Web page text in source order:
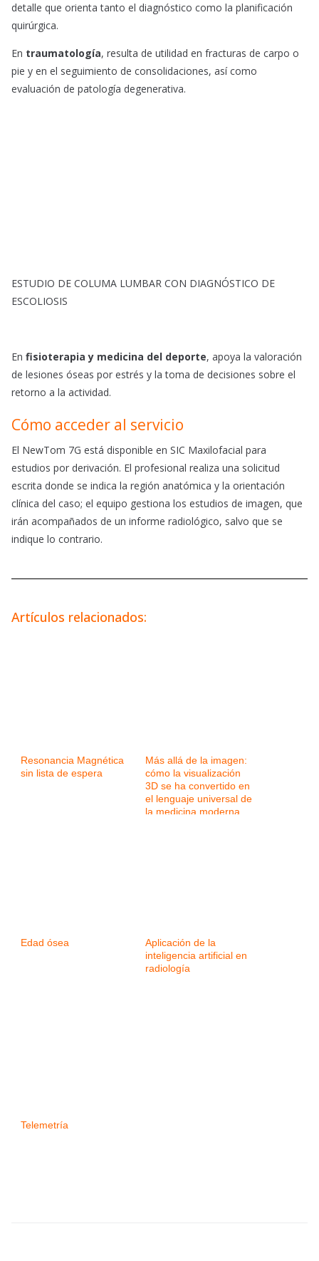
detalle que orienta tanto el diagnóstico como la planificación
quirúrgica.
En traumatología, resulta de utilidad en fracturas de carpo o
pie y en el seguimiento de consolidaciones, así como
evaluación de patología degenerativa.
ESTUDIO DE COLUMA LUMBAR CON DIAGNÓSTICO DE
ESCOLIOSIS
En fisioterapia y medicina del deporte, apoya la valoración
de lesiones óseas por estrés y la toma de decisiones sobre el
retorno a la actividad.
Cómo acceder al servicio
El NewTom 7G está disponible en SIC Maxilofacial para
estudios por derivación. El profesional realiza una solicitud
escrita donde se indica la región anatómica y la orientación
clínica del caso; el equipo gestiona los estudios de imagen, que
irán acompañados de un informe radiológico, salvo que se
indique lo contrario.
Artículos relacionados:
Resonancia Magnética
sin lista de espera
Más allá de la imagen:
cómo la visualización
3D se ha convertido en
el lenguaje universal de
la medicina moderna
Edad ósea
Aplicación de la
inteligencia artificial en
radiología
Telemetría